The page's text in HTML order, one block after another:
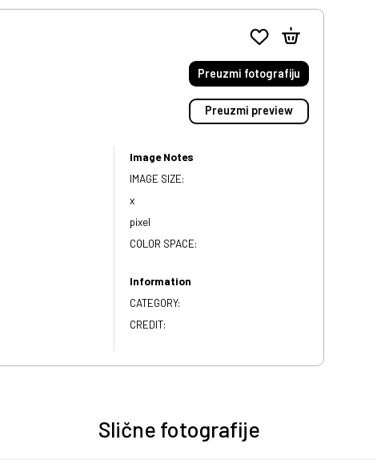
Preuzmi fotografiju
Preuzmi preview
Image Notes
IMAGE SIZE:
x
pixel
COLOR SPACE:
Information
CATEGORY:
CREDIT:
Slične fotografije